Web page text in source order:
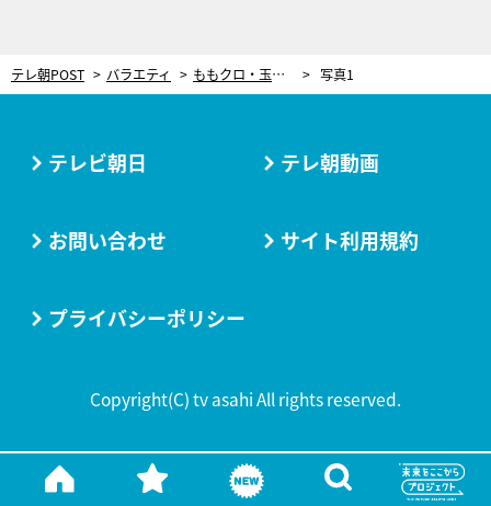
テレ朝POST バラエティ ももクロ・玉井詩織、やりたい放題！スパルタ司会で出演者をねじ伏せる！ 写真1
テレビ朝日 テレ朝動画
お問い合わせ サイト利用規約
プライバシーポリシー
Copyright(C) tv asahi All rights reserved.